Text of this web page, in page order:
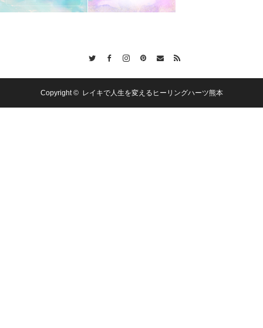
Copyright © レイキで人生を変えるヒーリングハーツ熊本